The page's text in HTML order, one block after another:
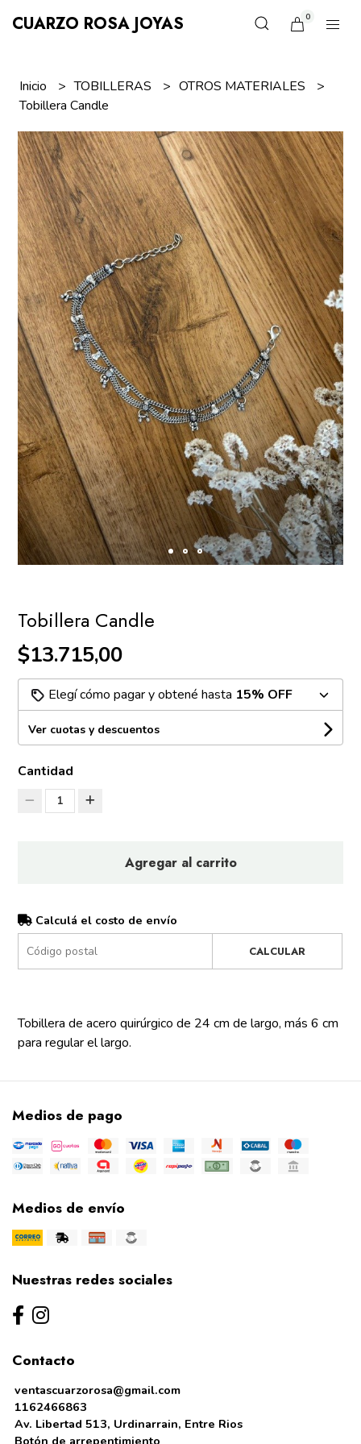
CUARZO ROSA JOYAS 0
Inicio TOBILLERAS
OTROS MATERIALES
Tobillera Candle
Tobillera Candle
$13.715,00
Elegí cómo pagar y obtené hasta 15% OFF
Ver cuotas y descuentos
Cantidad
1
Agregar al carrito
Calculá el costo de envío
CALCULAR
Tobillera de acero quirúrgico de 24 cm de largo, más 6 cm
para regular el largo.
Medios de pago
Medios de envío
Nuestras redes sociales
Contacto
ventascuarzorosa@gmail.com
1162466863
Av. Libertad 513, Urdinarrain, Entre Rios